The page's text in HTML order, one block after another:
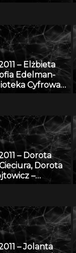
na tle
– Elżbieta
Edelman-
Cyfrowa
i przyszłość
– Dorota
Dorota
–
Biblioteka
– Jolanta